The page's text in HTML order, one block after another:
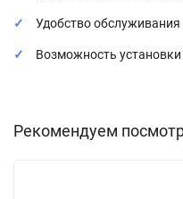
Удобство
Возможность
Рекомендуем